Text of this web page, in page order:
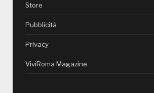
Store
Pubblicità
Privacy
ViviRoma Magazine